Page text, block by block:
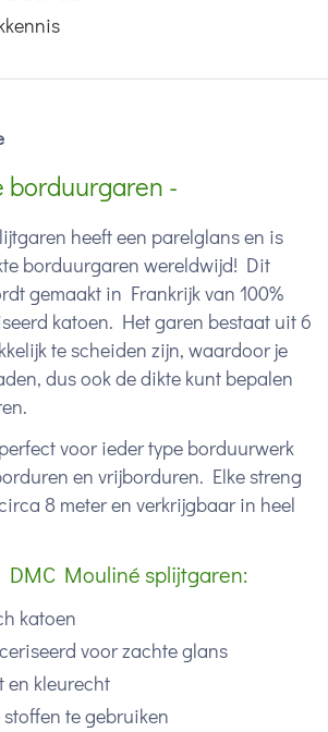
borduurgaren -
heeft een parelglans en is
borduurgaren wereldwijd! Dit
gemaakt in Frankrijk van 100%
katoen. Het garen bestaat uit 6
te scheiden zijn, waardoor je
dus ook de dikte kunt bepalen
voor ieder type borduurwerk
en vrijborduren. Elke streng
8 meter en verkrijgbaar in heel
DMC Mouliné splijtgaren:
katoen
voor zachte glans
en kleurecht
te gebruiken